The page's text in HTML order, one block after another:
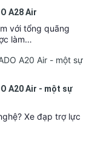
A28 Air
với tổng quãng
làm…
A20 Air - một sự
Xe đạp trợ lực